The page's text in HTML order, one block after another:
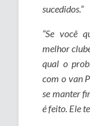
sucedidos.”
“Se você
melhor
qual o
com o van
se manter
é feito. Ele